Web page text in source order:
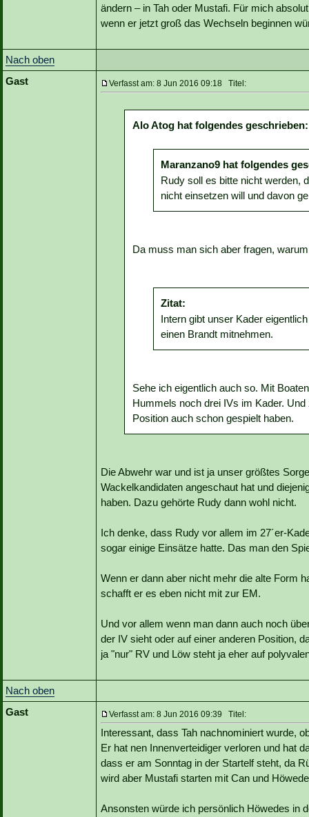
ändern – in Tah oder Mustafi. Für mich
wenn er jetzt groß das Wechseln beginnen
Nach oben
Gast
Verfasst am: 8 Jun 2016 09:18 Titel:
Alo Atog hat folgendes geschrieben:
Maranzano9 hat folgendes
Rudy soll es bitte nicht werden,
nicht einsetzen will und davon
Da muss man sich aber fragen,
Zitat:
Intern gibt unser Kader
einen Brandt mitnehmen.
Sehe ich eigentlich auch so. Mit
Hummels noch drei IVs im Kader.
Position auch schon gespielt haben.
Die Abwehr war und ist ja unser größtes
Wackelkandidaten angeschaut hat und
haben. Dazu gehörte Rudy dann wohl nicht.
Ich denke, dass Rudy vor allem im 27´er-
sogar einige Einsätze hatte. Das man den
Wenn er dann aber nicht mehr die alte Form
schafft er es eben nicht mit zur EM.
Und vor allem wenn man dann auch noch
der IV sieht oder auf einer anderen Position,
ja "nur" RV und Löw steht ja eher auf
Nach oben
Gast
Verfasst am: 8 Jun 2016 09:39 Titel:
Interessant, dass Tah nachnominiert wurde,
Er hat nen Innenverteidiger verloren und hat
dass er am Sonntag in der Startelf steht, da
wird aber Mustafi starten mit Can und
Ansonsten würde ich persönlich Höwedes in